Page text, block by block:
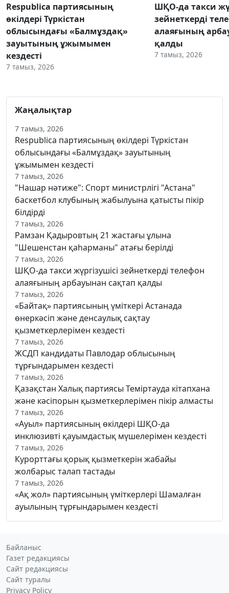
Respublica партиясының
өкілдері Түркістан
облысындағы «Балмұздақ»
зауытының ұжымымен
кездесті
7 тамыз, 2026
ШҚО-да такси
зейнеткерді
алаяғының
қалды
7 тамыз, 2026
Жаңалықтар
7 тамыз, 2026
Respublica партиясының өкілдері Түркістан
облысындағы «Балмұздақ» зауытының
ұжымымен кездесті
7 тамыз, 2026
"Нашар нәтиже": Спорт министрлігі "Астана"
баскетбол клубының жабылуына қатысты пікір
білдірді
7 тамыз, 2026
Рамзан Қадыровтың 21 жастағы ұлына
"Шешенстан қаһарманы" атағы берілді
7 тамыз, 2026
ШҚО-да такси жүргізушісі зейнеткерді телефон
алаяғының арбауынан сақтап қалды
7 тамыз, 2026
«Байтақ» партиясының үміткері Астанада
өнеркәсіп және денсаулық сақтау
қызметкерлерімен кездесті
7 тамыз, 2026
ЖСДП кандидаты Павлодар облысының
тұрғындарымен кездесті
7 тамыз, 2026
Қазақстан Халық партиясы Теміртауда кітапхана
және кәсіпорын қызметкерлерімен пікір алмасты
7 тамыз, 2026
«Ауыл» партиясының өкілдері ШҚО-да
инклюзивті қауымдастық мүшелерімен кездесті
7 тамыз, 2026
Курорттағы қорық қызметкерін жабайы
жолбарыс талап тастады
7 тамыз, 2026
«Ақ жол» партиясының үміткерлері Шамалған
ауылының тұрғындарымен кездесті
Байланыс
Газет редакциясы
Сайт редакциясы
Сайт туралы
Privacy Policy